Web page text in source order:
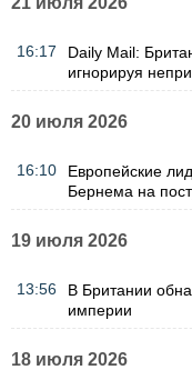
16:17
Daily Mail:
игнорируя
20 июля 2026
16:10
Европейские
Бернема на
19 июля 2026
13:56
В Британии
империи
18 июля 2026